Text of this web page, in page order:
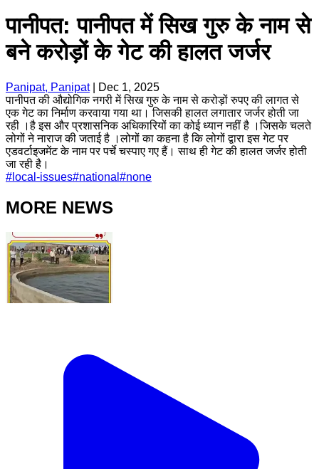
पानीपत: पानीपत में सिख गुरु के नाम से
बने करोड़ों के गेट की हालत जर्जर
Panipat, Panipat|
Dec 1, 2025
पानीपत की औद्योगिक नगरी में सिख गुरु के नाम से करोड़ों रुपए की लागत से
एक गेट का निर्माण करवाया गया था। जिसकी हालत लगातार जर्जर होती जा
रही ।है इस और प्रशासनिक अधिकारियों का कोई ध्यान नहीं है ।जिसके चलते
लोगों ने नाराज की जताई है ।लोगों का कहना है कि लोगों द्वारा इस गेट पर
एडवर्टाइजमेंट के नाम पर पर्चे चस्पाए गए हैं। साथ ही गेट की हालत जर्जर होती
जा रही है।
# local-issues#national #none
MORE NEWS